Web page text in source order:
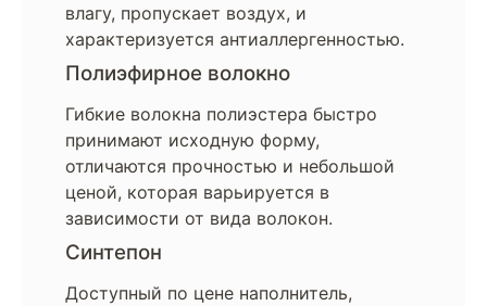
влагу, пропускает воздух, и
характеризуется антиаллергенностью.
Полиэфирное волокно
Гибкие волокна полиэстера быстро
принимают исходную форму,
отличаются прочностью и небольшой
ценой, которая варьируется в
зависимости от вида волокон.
Синтепон
Доступный по цене наполнитель,